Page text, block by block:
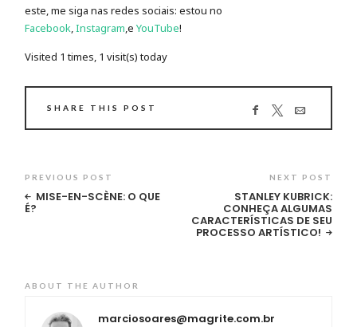
este, me siga nas redes sociais: estou no
Facebook,Instagram,eYouTube!
Visited 1 times, 1 visit(s) today
SHARE THIS POST
PREVIOUS POST
MISE-EN-SCÈNE: O QUE
É?
NEXT POST
STANLEY KUBRICK:
CONHEÇA ALGUMAS
CARACTERÍSTICAS DE SEU
PROCESSO ARTÍSTICO!
ABOUT THE AUTHOR
marciosoares@magrite.com.br